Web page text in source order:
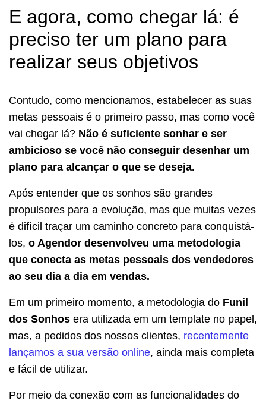
E agora, como chegar lá: é
preciso ter um plano para
realizar seus objetivos
Contudo, como mencionamos, estabelecer as suas
metas pessoais é o primeiro passo, mas como você
vai chegar lá? Não é suficiente sonhar e ser
ambicioso se você não conseguir desenhar um
plano para alcançar o que se deseja.
Após entender que os sonhos são grandes
propulsores para a evolução, mas que muitas vezes
é difícil traçar um caminho concreto para conquistá-
los, o Agendor desenvolveu uma metodologia
que conecta as metas pessoais dos vendedores
ao seu dia a dia em vendas.
Em um primeiro momento, a metodologia do Funil
dos Sonhos era utilizada em um template no papel,
mas, a pedidos dos nossos clientes, recentemente
lançamos a sua versão online, ainda mais completa
e fácil de utilizar.
Por meio da conexão com as funcionalidades do